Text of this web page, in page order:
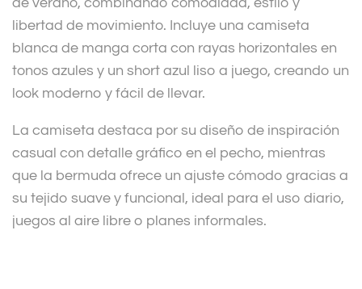
libertad de movimiento. Incluye una camiseta
blanca de manga corta con rayas horizontales en
tonos azules y un short azul liso a juego, creando un
look moderno y fácil de llevar.
La camiseta destaca por su diseño de inspiración
casual con detalle gráfico en el pecho, mientras
que la bermuda ofrece un ajuste cómodo gracias a
su tejido suave y funcional, ideal para el uso diario,
juegos al aire libre o planes informales.